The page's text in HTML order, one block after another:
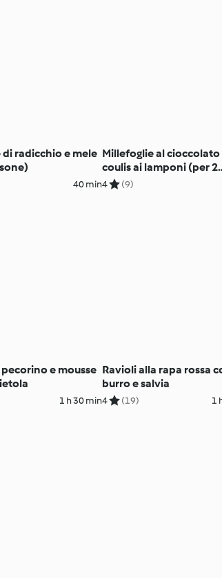
radicchio e mele
40 min
Millefoglie al cioccolato
coulis ai lamponi (per 2
persone)
4 (9)
e mousse
1 h 30 min
Ravioli alla rapa rossa
burro e salvia
4 (19) 1